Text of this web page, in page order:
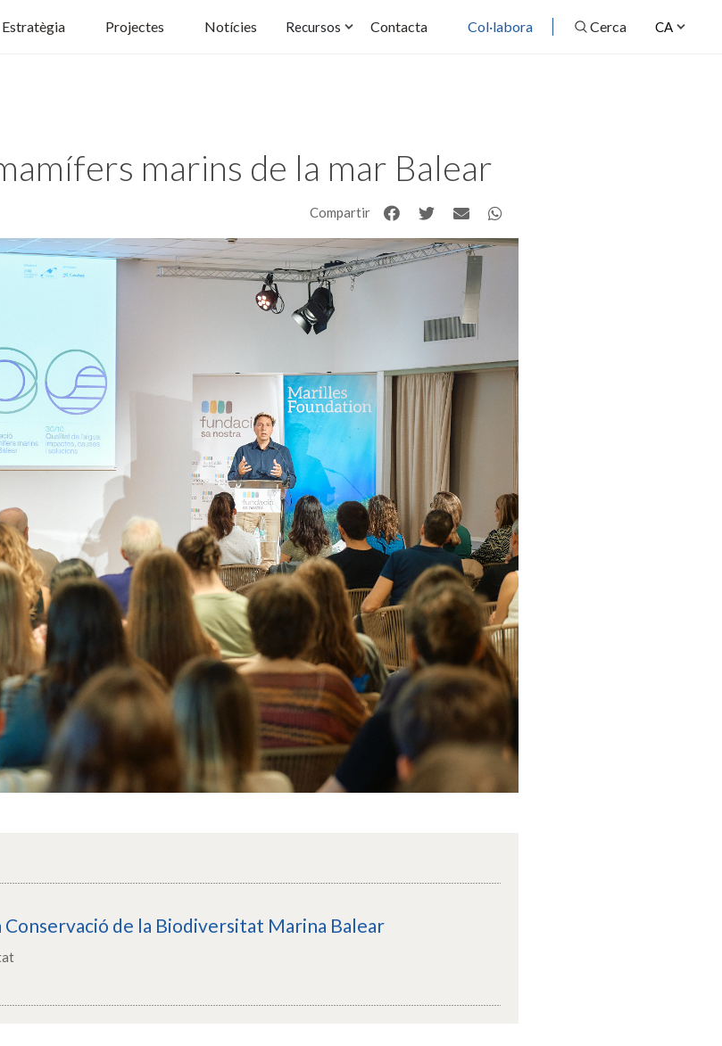
CA
Estratègia Projectes Notícies Recursos Contacta Col·labora Cerca
marins de la mar Balear
Compartir
Conservació de la Biodiversitat Marina Balear